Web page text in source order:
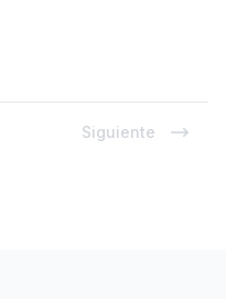
Siguiente